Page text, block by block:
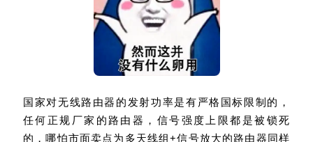
国家对无线路由器的发射功率是有严格国标限制的，
任何正规厂家的路由器，信号强度上限都是被锁死
的，哪怕市面卖点为多天线组+信号放大的路由器同样